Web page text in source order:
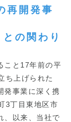
再開発事
の関わり
こと17年前の平
ち上げられた
発事業に深く携
3丁目東地区市
、以来、当社で